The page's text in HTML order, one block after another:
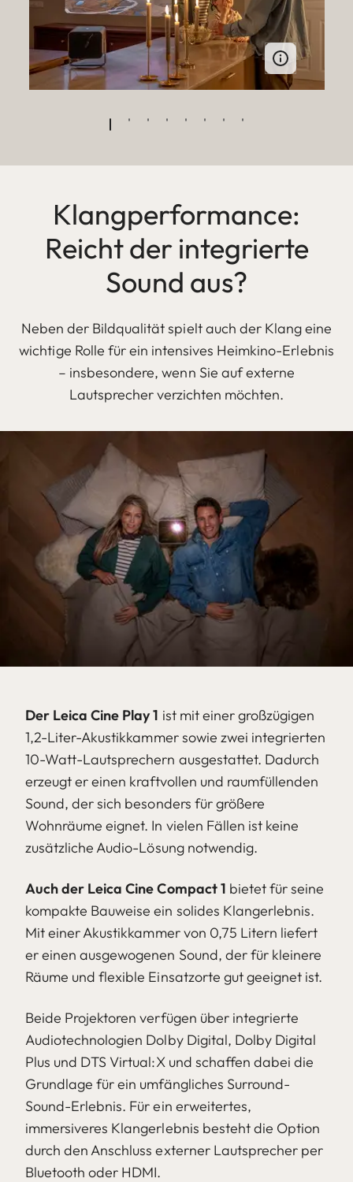
Klangperformance:
Reicht der integrierte
Sound aus?
Neben der Bildqualität spielt auch der Klang eine
wichtige Rolle für ein intensives Heimkino-Erlebnis
– insbesondere, wenn Sie auf externe
Lautsprecher verzichten möchten.
Der Leica Cine Play 1 ist mit einer großzügigen
1,2-Liter-Akustikkammer sowie zwei integrierten
10-Watt-Lautsprechern ausgestattet. Dadurch
erzeugt er einen kraftvollen und raumfüllenden
Sound, der sich besonders für größere
Wohnräume eignet. In vielen Fällen ist keine
zusätzliche Audio-Lösung notwendig.
Auch der Leica Cine Compact 1 bietet für seine
kompakte Bauweise ein solides Klangerlebnis.
Mit einer Akustikkammer von 0,75 Litern liefert
er einen ausgewogenen Sound, der für kleinere
Räume und flexible Einsatzorte gut geeignet ist.
Beide Projektoren verfügen über integrierte
Audiotechnologien Dolby Digital, Dolby Digital
Plus und DTS Virtual:X und schaffen dabei die
Grundlage für ein umfängliches Surround-
Sound-Erlebnis. Für ein erweitertes,
immersiveres Klangerlebnis besteht die Option
durch den Anschluss externer Lautsprecher per
Bluetooth oder HDMI.